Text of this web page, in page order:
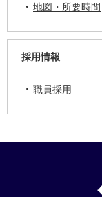
地図・所要時間
採用情報
職員採用